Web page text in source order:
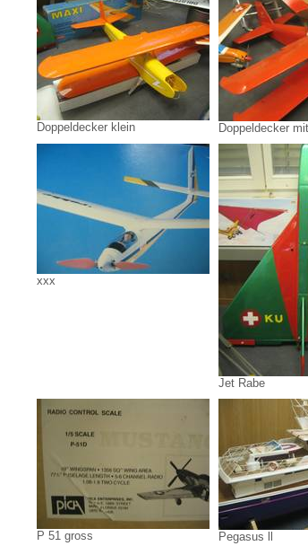
Doppeldecker klein Doppeldecker
xxx
Jet Rabe
P 51 gross Pegasus ll